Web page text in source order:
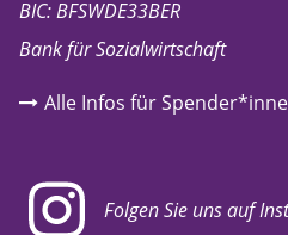
BIC: BFSWDE33BER
Bank für Sozialwirtschaft
Alle Infos für
Folgen Sie uns auf